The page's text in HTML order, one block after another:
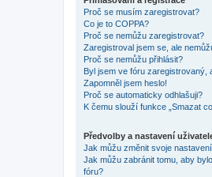
Proč se musím zaregistrovat?
Co je to COPPA?
Proč se nemůžu zaregistrovat?
Zaregistroval jsem se, ale
Proč se nemůžu přihlásit?
Byl jsem ve fóru zaregistrovaný,
Zapomněl jsem heslo!
Proč se automaticky odhlašuji?
K čemu slouží funkce „Smazat
Předvolby a nastavení
Jak můžu změnit svoje
Jak můžu zabránit tomu, aby
fóru?